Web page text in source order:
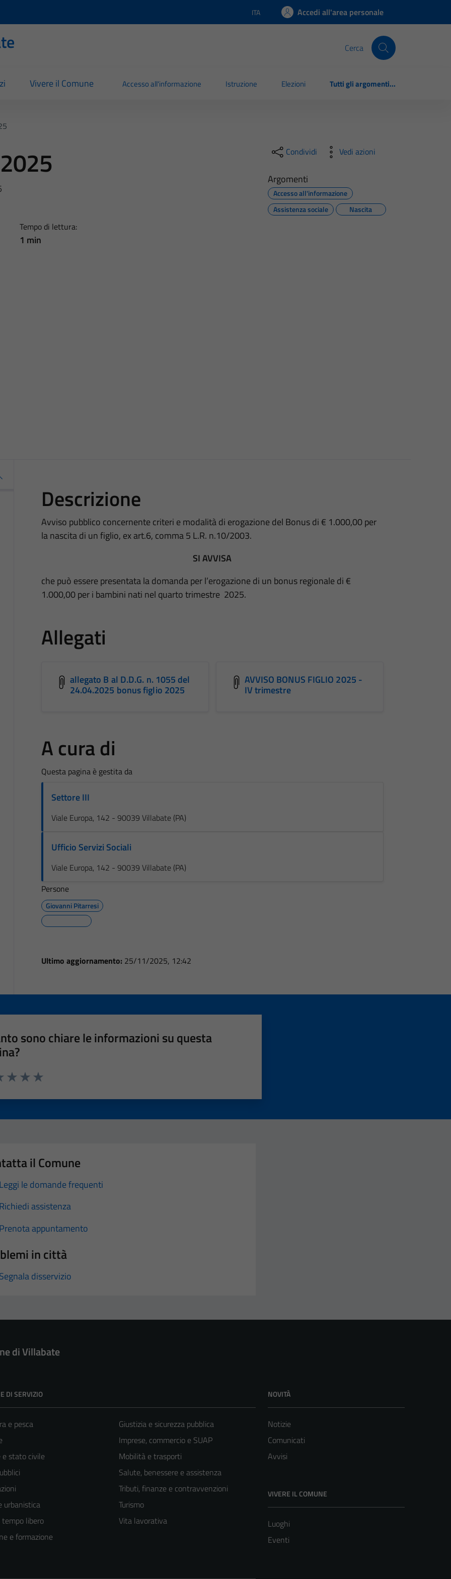
Lingua attiva:
ITA Accedi all'area personale
Cerca
Vivere il Comune Accesso all'informazione Istruzione Elezioni Tutti gli argomenti...
Tempo di lettura:
1 min
Condividi Vedi azioni
Argomenti
Accesso all'informazione
Assistenza sociale
Nascita
Descrizione
Avviso pubblico concernente criteri e modalità di erogazione del Bonus di € 1.000,00 per
la nascita di un figlio, ex art.6, comma 5 L.R. n.10/2003.
SI AVVISA
che può essere presentata la domanda per l’erogazione di un bonus regionale di €
1.000,00 per i bambini nati nel quarto trimestre 2025.
Allegati
allegato B al D.D.G. n. 1055 del
24.04.2025 bonus figlio 2025
AVVISO BONUS FIGLIO 2025 -
IV trimestre
A cura di
Questa pagina è gestita da
Settore III
Viale Europa, 142 - 90039 Villabate (PA)
Ufficio Servizi Sociali
Viale Europa, 142 - 90039 Villabate (PA)
Persone
Giovanni Pitarresi
Ultimo aggiornamento: 25/11/2025, 12:42
sono chiare le informazioni su questa
il Comune
Leggi le domande frequenti
Richiedi assistenza
Prenota appuntamento
in città
Segnala disservizio
di Villabate
DI SERVIZIO
e pesca
e stato civile
urbanistica
libero
e formazione
Giustizia e sicurezza pubblica
Imprese, commercio e SUAP
Mobilità e trasporti
Salute, benessere e assistenza
Tributi, finanze e contravvenzioni
Turismo
Vita lavorativa
NOVITÀ
Notizie
Comunicati
Avvisi
VIVERE IL COMUNE
Luoghi
Eventi